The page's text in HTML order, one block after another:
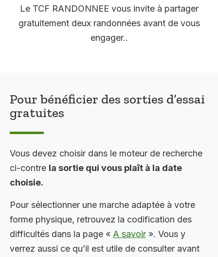
Le TCF RANDONNEE vous invite à partager
gratuitement deux randonnées avant de vous
engager..
Pour bénéficier des sorties d’essai
gratuites
Vous devez choisir dans le moteur de recherche
ci-contre la sortie qui vous plaît à la date
choisie.
Pour sélectionner une marche adaptée à votre
forme physique, retrouvez la codification des
difficultés dans la page « A savoir ». Vous y
verrez aussi ce qu’il est utile de consulter avant